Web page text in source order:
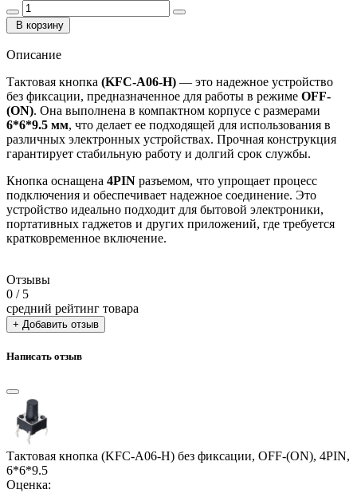
В корзину
Описание
Тактовая кнопка (KFC-A06-H) — это надежное устройство
без фиксации, предназначенное для работы в режиме OFF-
(ON). Она выполнена в компактном корпусе с размерами
6*6*9.5 мм, что делает ее подходящей для использования в
различных электронных устройствах. Прочная конструкция
гарантирует стабильную работу и долгий срок службы.
Кнопка оснащена 4PIN разъемом, что упрощает процесс
подключения и обеспечивает надежное соединение. Это
устройство идеально подходит для бытовой электроники,
портативных гаджетов и других приложений, где требуется
кратковременное включение.
Отзывы
0 / 5
средний рейтинг товара
+ Добавить отзыв
Написать отзыв
Тактовая кнопка (KFC-A06-H) без фиксации, OFF-(ON), 4PIN,
6*6*9.5
Оценка: